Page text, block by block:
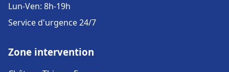
Lun-Ven: 8h-19h
Service d'urgence 24/7
Zone intervention